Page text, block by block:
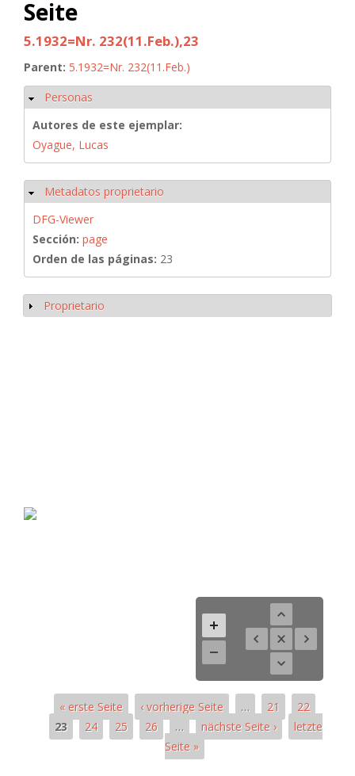
Seite
5.1932=Nr. 232(11.Feb.),23
Parent: 5.1932=Nr. 232(11.Feb.)
Ocultar
Personas
Autores de este ejemplar:
Oyague, Lucas
Ocultar
Metadatos proprietario
DFG-Viewer
Sección: page
Orden de las páginas: 23
Mostrar
Proprietario
« erste Seite ‹ vorherige Seite … 21
22
23
24 25 26 … nächste Seite ›
letzte
Seite »